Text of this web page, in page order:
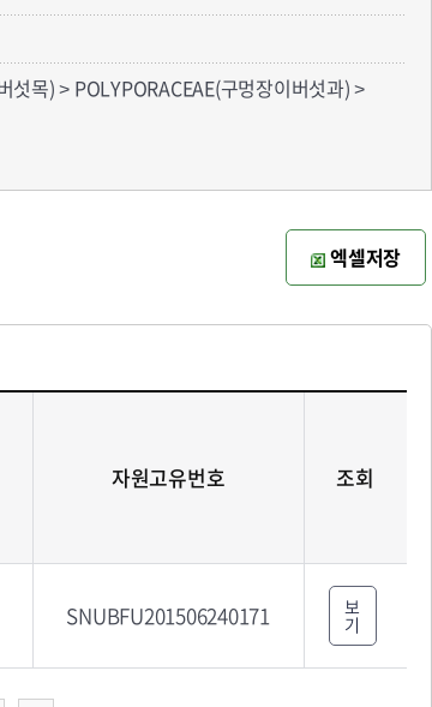
목) > POLYPORACEAE(구멍장이버섯과) >
엑셀저장
자원고유번호 조회
SNUBFU201506240171 보
기